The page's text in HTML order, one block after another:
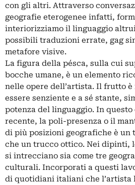
con gli altri. Attraverso
geografie eterogenee infatti,
interiorizziamo il linguaggio
possibili traduzioni errate, gag
metafore visive.
La figura della pésca, sulla cui
bocche umane, è un elemento
nelle opere dell’artista. Il frutto
essere senziente e a sé stante,
potenza del linguaggio. In
recente, la poli-presenza o il
di più posizioni geografiche è un
che un trucco ottico. Nei dipinti,
si intrecciano sia come tre
culturali. Incorporati a questi
di quotidiani italiani che l’artista